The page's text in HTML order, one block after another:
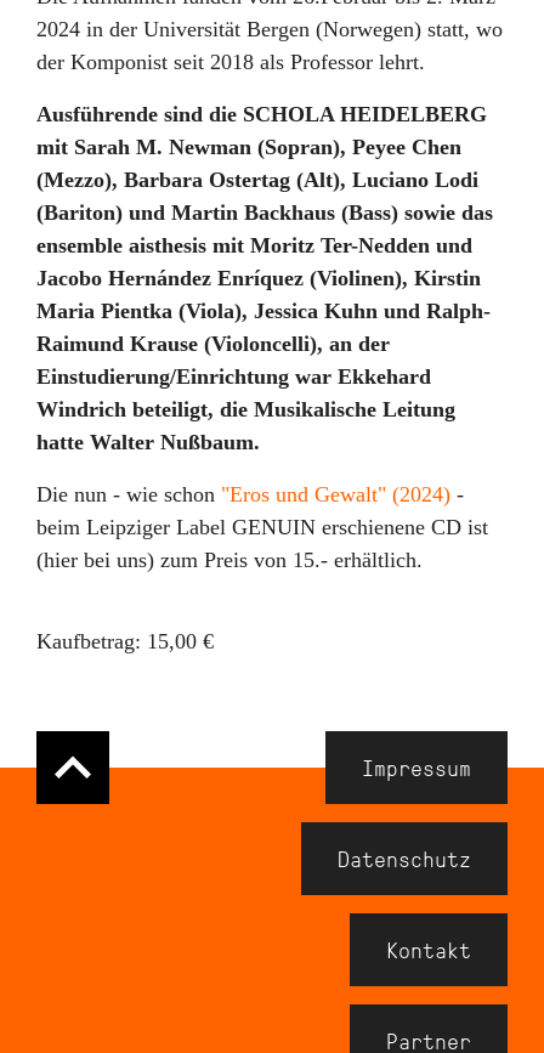
2024 in der Universität Bergen (Norwegen) statt, wo
der Komponist seit 2018 als Professor lehrt.
Ausführende sind die SCHOLA HEIDELBERG
mit Sarah M. Newman (Sopran), Peyee Chen
(Mezzo), Barbara Ostertag (Alt), Luciano Lodi
(Bariton) und Martin Backhaus (Bass) sowie das
ensemble aisthesis mit Moritz Ter-Nedden und
Jacobo Hernández Enríquez (Violinen), Kirstin
Maria Pientka (Viola), Jessica Kuhn und Ralph-
Raimund Krause (Violoncelli), an der
Einstudierung/Einrichtung war Ekkehard
Windrich beteiligt, die Musikalische Leitung
hatte Walter Nußbaum.
Die nun - wie schon "Eros und Gewalt" (2024) -
beim Leipziger Label GENUIN erschienene CD ist
(hier bei uns) zum Preis von 15.- erhältlich.
Kaufbetrag: 15,00 €
Navigation
Meta
Footer
Impressum
Datenschutz
Kontakt
Partner